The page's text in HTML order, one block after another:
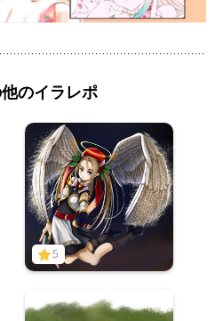
のイラレポ
5